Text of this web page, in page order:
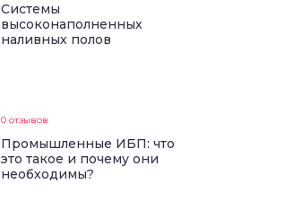
Системы
высоконаполненных
наливных полов
0 отзывов
Промышленные ИБП: что
это такое и почему они
необходимы?